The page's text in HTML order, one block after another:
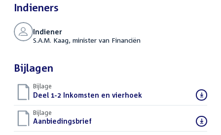
Indieners
Indiener
S.A.M. Kaag, minister van Financiën
Bijlagen
Bijlage
Download
bestand:
Deel 1-2 Inkomsten en vierhoek
Bijlage
Download
bestand:
Aanbiedingsbrief